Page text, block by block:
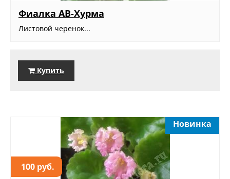
Фиалка АВ-Хурма
Листовой черенок...
Купить
100 руб.
Новинка